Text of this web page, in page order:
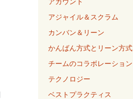
アジャイル＆スクラム
カンバン＆リーン
かんばん方式とリーン方式
チームのコラボレーション
テクノロジー
ベストプラクティス